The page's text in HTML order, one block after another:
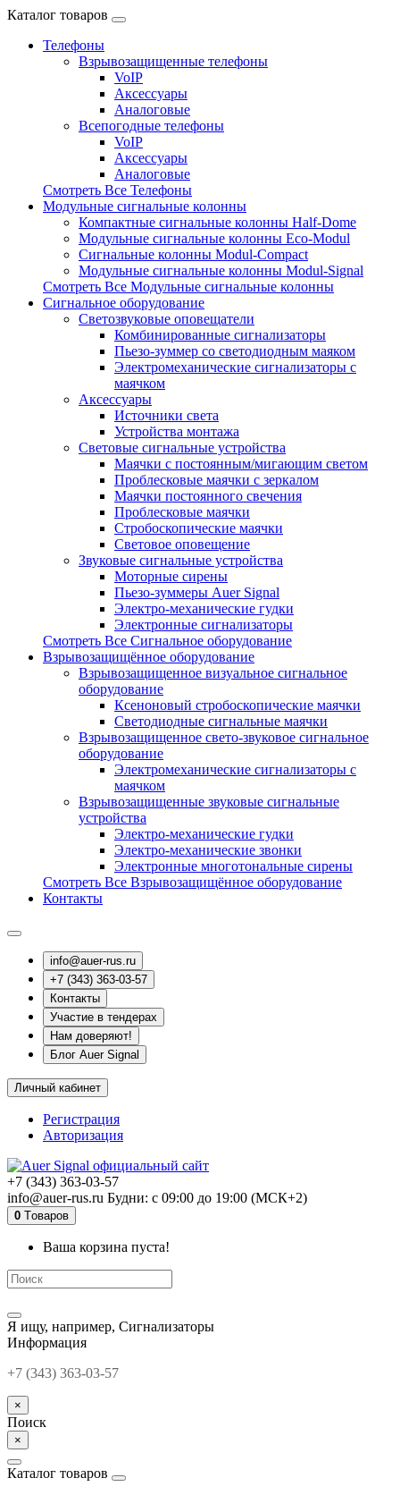
Каталог товаров
Телефоны
Взрывозащищенные телефоны
VoIP
Аксессуары
Аналоговые
Всепогодные телефоны
VoIP
Аксессуары
Аналоговые
Смотреть Все Телефоны
Модульные сигнальные колонны
Компактные сигнальные колонны Half-Dome
Модульные сигнальные колонны Eco-Modul
Сигнальные колонны Modul-Compact
Модульные сигнальные колонны Modul-Signal
Смотреть Все Модульные сигнальные колонны
Сигнальное оборудование
Светозвуковые оповещатели
Комбинированные сигнализаторы
Пьезо-зуммер со светодиодным маяком
Электромеханические сигнализаторы с
маячком
Аксессуары
Источники света
Устройства монтажа
Световые сигнальные устройства
Маячки с постоянным/мигающим светом
Проблесковые маячки с зеркалом
Маячки постоянного свечения
Проблесковые маячки
Стробоскопические маячки
Световое оповещение
Звуковые сигнальные устройства
Моторные сирены
Пьезо-зуммеры Auer Signal
Электро-механические гудки
Электронные сигнализаторы
Смотреть Все Сигнальное оборудование
Взрывозащищённое оборудование
Взрывозащищенное визуальное сигнальное
оборудование
Ксеноновый стробоскопические маячки
Светодиодные сигнальные маячки
Взрывозащищенное свето-звуковое сигнальное
оборудование
Электромеханические сигнализаторы с
маячком
Взрывозащищенные звуковые сигнальные
устройства
Электро-механические гудки
Электро-механические звонки
Электронные многотональные сирены
Смотреть Все Взрывозащищённое оборудование
Контакты
info@auer-rus.ru
+7 (343) 363-03-57
Контакты
Участие в тендерах
Нам доверяют!
Блог Auer Signal
Личный кабинет
Регистрация
Авторизация
+7 (343) 363-03-57
info@auer-rus.ru Будни: с 09:00 до 19:00 (МСК+2)
0 Tоваров
Ваша корзина пуста!
Я ищу, например, Сигнализаторы
Информация
+7 (343) 363-03-57
×
Поиск
×
Каталог товаров